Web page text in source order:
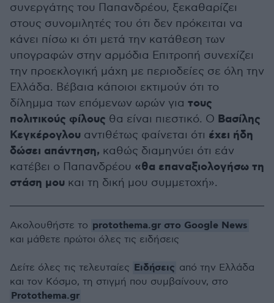
συνεργάτης του Παπανδρέου, ξεκαθαρίζει
στους συνομιλητές του ότι δεν πρόκειται να
κάνει πίσω κι ότι μετά την κατάθεση των
υπογραφών στην αρμόδια Επιτροπή συνεχίζει
την προεκλογική μάχη με περιοδείες σε όλη την
Ελλάδα. Βέβαια κάποιοι εκτιμούν ότι το
δίλημμα των επόμενων ωρών για τους
πολιτικούς φίλους θα είναι πιεστικό. Ο Βασίλης
Κεγκέρογλου αντιθέτως φαίνεται ότι έχει ήδη
δώσει απάντηση, καθώς διαμηνύει ότι εάν
κατέβει ο Παπανδρέου «θα επαναξιολογήσω τη
στάση μου και τη δική μου συμμετοχή».
Ακολουθήστε το protothema.gr στο Google News
και μάθετε πρώτοι όλες τις ειδήσεις
Δείτε όλες τις τελευταίες Ειδήσεις από την Ελλάδα
και τον Κόσμο, τη στιγμή που συμβαίνουν, στο
Protothema.gr